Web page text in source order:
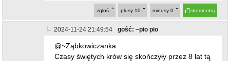
skomentuj
minusy 0
plusy 10
zgłoś
2024-11-24 21:49:54 gość: ~pio pio
@~Ząbkowiczanka
Czasy świętych krów się skończyły przez 8 lat tą